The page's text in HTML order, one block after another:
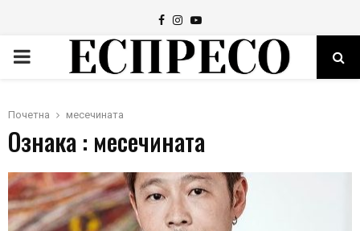
Facebook
Instagram
Youtube
PRIMARY
Почетна месечината
Ознака : месечината